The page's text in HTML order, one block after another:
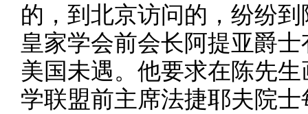
的，到北京访问的，纷纷
皇家学会前会长阿提亚爵
美国未遇。他要求在陈先
学联盟前主席法捷耶夫院